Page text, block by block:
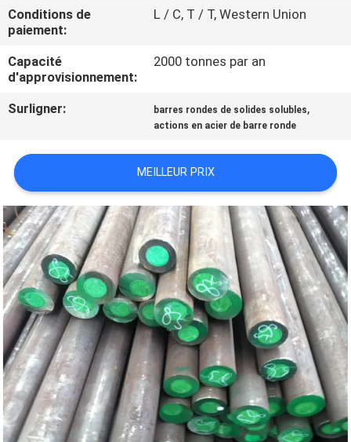
CONTACTEZ-
NOUS
NOUVELLES
COMPANY
NEWS
PLAN
DU
SITE
PRIVACY
POLICY
Conditions de
paiement:
L / C, T / T, Western Union
Capacité
d'approvisionnement:
2000 tonnes par an
Surligner: barres rondes de solides solubles,
actions en acier de barre ronde
MEILLEUR PRIX